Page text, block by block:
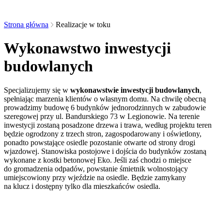
Strona główna Realizacje w toku
Wykonawstwo inwestycji
budowlanych
Specjalizujemy się w wykonawstwie inwestycji budowlanych,
spełniając marzenia klientów o własnym domu. Na chwilę obecną
prowadzimy budowę 6 budynków jednorodzinnych w zabudowie
szeregowej przy ul. Bandurskiego 73 w Legionowie. Na terenie
inwestycji zostaną posadzone drzewa i trawa, według projektu teren
będzie ogrodzony z trzech stron, zagospodarowany i oświetlony,
ponadto powstające osiedle pozostanie otwarte od strony drogi
wjazdowej. Stanowiska postojowe i dojścia do budynków zostaną
wykonane z kostki betonowej Eko. Jeśli zaś chodzi o miejsce
do gromadzenia odpadów, powstanie śmietnik wolnostojący
umiejscowiony przy wjeździe na osiedle. Będzie zamykany
na klucz i dostępny tylko dla mieszkańców osiedla.